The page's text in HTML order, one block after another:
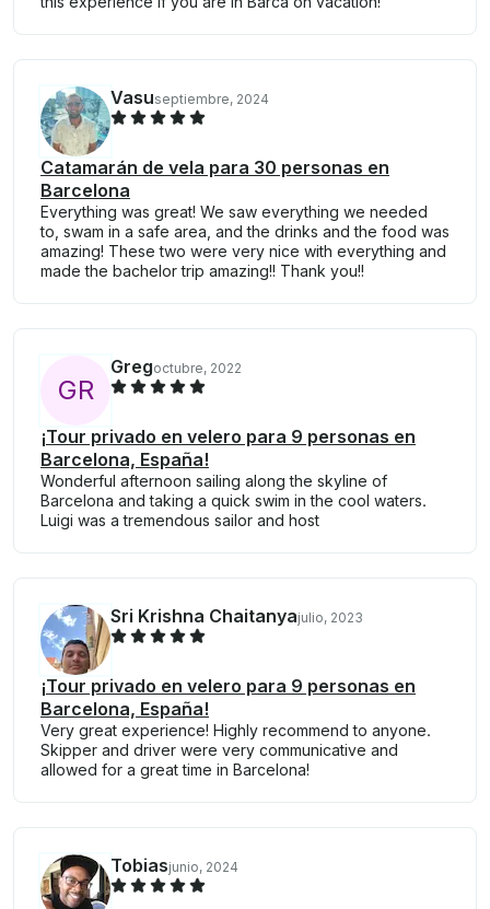
Vasuseptiembre, 2024
Catamarán de vela para 30 personas en
Barcelona
Everything was great! We saw everything we needed
to, swam in a safe area, and the drinks and the food was
amazing! These two were very nice with everything and
made the bachelor trip amazing!! Thank you!!
GR
Gregoctubre, 2022
¡Tour privado en velero para 9 personas en
Barcelona, España!
Wonderful afternoon sailing along the skyline of
Barcelona and taking a quick swim in the cool waters.
Luigi was a tremendous sailor and host
Sri Krishna Chaitanyajulio, 2023
¡Tour privado en velero para 9 personas en
Barcelona, España!
Very great experience! Highly recommend to anyone.
Skipper and driver were very communicative and
allowed for a great time in Barcelona!
Tobiasjunio, 2024